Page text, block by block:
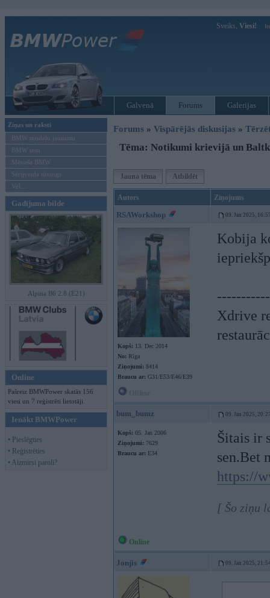
Sveiks, Viesi!
Galvenā Forums Galerijas
Ziņas un raksti
BMW modeļu jaunumi
BMW testi
Mēneša BMW
Sērijveida tūnings
Vel...
Gadījuma bilde
Alpina B6 2.8 (E21)
Online
Pašreiz BMWPower skatās 156
viesi un 7 reģistrēti lietotāji.
Ienākt BMWPower
• Pieslēgties
• Reģistrēties
• Aizmirsi paroli?
Forums » Vispārējās diskusijas »
Tēma: Notikumi krievijā un
Jauna tēma Atbildēt
Autors Ziņojums
RSAWorkshop 09. Jan 2025,
Kopš: 13. Dec 2014
No: Rīga
Ziņojumi: 8414
Braucu ar: G31/E53/E46/E39
Kobija
Xdrive
bum_bumz 09. Jan 2025,
Kopš: 05. Jan 2006
Ziņojumi: 7629
Braucu ar: E34
Šitais ir
sen.Bet
https://
[ Šo ziņu
Online
Jonjis 09. Jan 2025,